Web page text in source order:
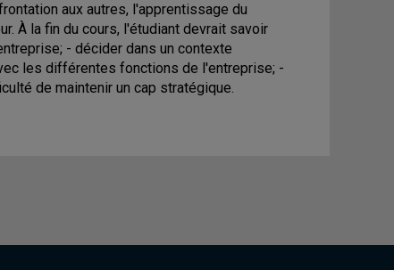
aux autres, l'apprentissage du
À la fin du cours, l'étudiant devrait savoir
- décider dans un contexte
les différentes fonctions de l'entreprise; -
de maintenir un cap stratégique.